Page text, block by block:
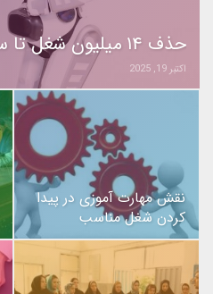
حذف ۱۴ میلیون شغل تا سال ۲۰۲۷
اکتبر 19, 2025
نقش مهارت آموزی در پیدا
کردن شغل مناسب